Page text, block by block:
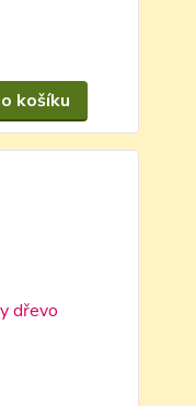
košíku